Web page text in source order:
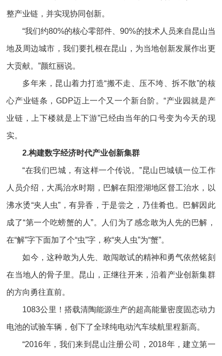
整产业链，并实现协同创新。
“我们约80%的核心零部件、90%的技术人员来自昆山当
地及周边城市，我们要扎根在昆山，为当地创新发展作出更
大贡献。”颜红丽说。
多年来，昆山着力打造“搬不走、压不垮、拆不散”的核
心产业链条，GDP迈上一个又一个新台阶。“产业园就是产
业链，上下楼就是上下游”已经由当年的口号变为今天的现
实。
2.构建数字经济时代产业创新集群
“在我们巴城，有这样一个传说。”昆山巴城镇一位工作
人员介绍，大禹治水时期，巴解在阳澄湖地区督工治水，以
沸水烫“夹人虫”，有异香，于是尝之，乃佳肴也。巴解因此
成了“第一个吃螃蟹的人”。人们为了感念敢为人先的巴解，
在“解”字下面加了个“虫”字，称“夹人虫”为“蟹”。
如今，这种敢为人先、敢闯敢试的精神和勇气依然铭刻
在当地人的骨子里。昆山，正继往开来，沿着产业创新集群
的方向勇往直前。
1083公里！搭载清陶能源生产的超高能量密度固态动力
电池的试验车辆，创下了全球纯电动汽车续航里程新高。
“2016年，我们来到昆山注册公司，2018年，建立第一